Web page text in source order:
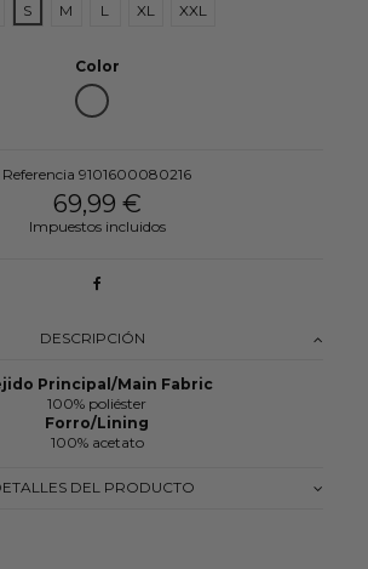
S M L XL XXL
Color
CRUDO REF.: 001003
Referencia 9101600080216
69,99 €
Impuestos incluidos
DESCRIPCIÓN
Principal/Main Fabric
100% poliéster
Forro/Lining
100% acetato
DEL PRODUCTO